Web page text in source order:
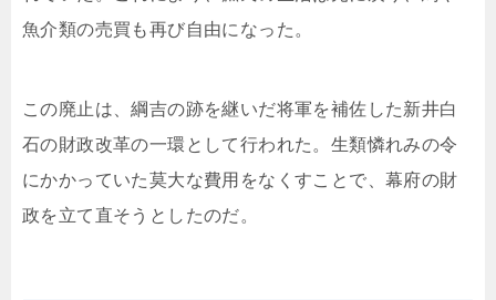
魚介類の売買も再び自由になった。
この廃止は、綱吉の跡を継いだ将軍を補佐した新井白
石の財政改革の一環として行われた。生類憐れみの令
にかかっていた莫大な費用をなくすことで、幕府の財
政を立て直そうとしたのだ。